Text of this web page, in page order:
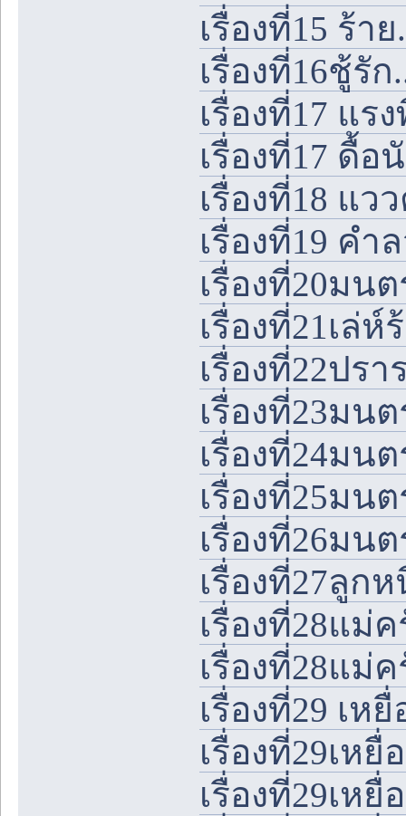
เรื่องที่15 ร้า
เรื่องที่16ชู้รั
เรื่องที่17 แร
เรื่องที่17 ดื้อ
เรื่องที่18 แว
เรื่องที่19 คำ
เรื่องที่20มน
เรื่องที่21เล่ห์
เรื่องที่22ปร
เรื่องที่23มน
เรื่องที่24มน
เรื่องที่25มน
เรื่องที่26มน
เรื่องที่27ลูก
เรื่องที่28แม่
เรื่องที่28แม่
เรื่องที่29 เห
เรื่องที่29เหยื่
เรื่องที่29เหยื่